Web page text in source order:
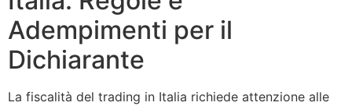
Adempimenti per il
Dichiarante
La fiscalità del trading in Italia richiede attenzione alle